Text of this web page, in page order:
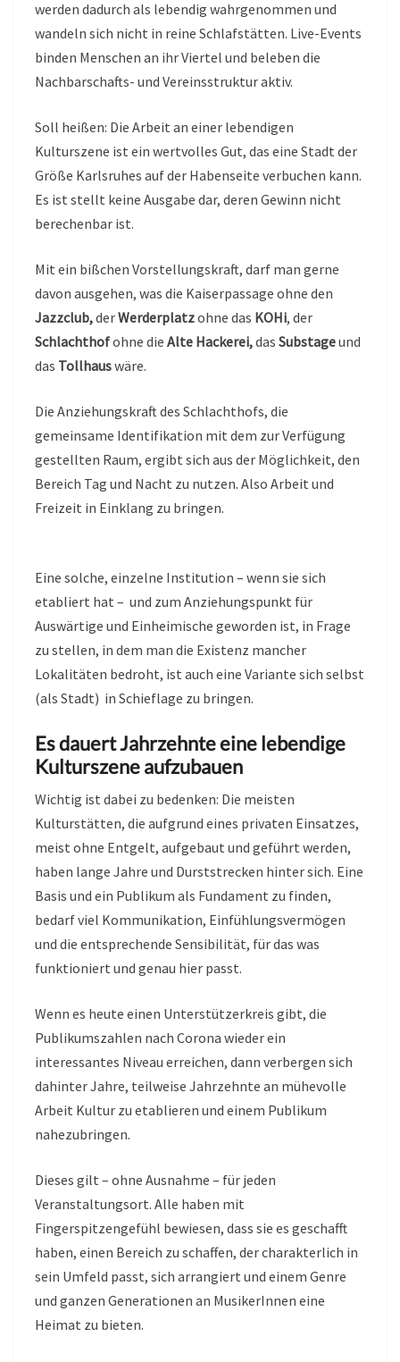
werden dadurch als lebendig wahrgenommen und
wandeln sich nicht in reine Schlafstätten. Live-Events
binden Menschen an ihr Viertel und beleben die
Nachbarschafts- und Vereinsstruktur aktiv.
Soll heißen: Die Arbeit an einer lebendigen
Kulturszene ist ein wertvolles Gut, das eine Stadt der
Größe Karlsruhes auf der Habenseite verbuchen kann.
Es ist stellt keine Ausgabe dar, deren Gewinn nicht
berechenbar ist.
Mit ein bißchen Vorstellungskraft, darf man gerne
davon ausgehen, was die Kaiserpassage ohne den
Jazzclub,derWerderplatzohne das KOHi, der
Schlachthofohne die Alte Hackerei,das Substageund
das Tollhauswäre.
Die Anziehungskraft des Schlachthofs, die
gemeinsame Identifikation mit dem zur Verfügung
gestellten Raum, ergibt sich aus der Möglichkeit, den
Bereich Tag und Nacht zu nutzen. Also Arbeit und
Freizeit in Einklang zu bringen.
Eine solche, einzelne Institution – wenn sie sich
etabliert hat – und zum Anziehungspunkt für
Auswärtige und Einheimische geworden ist, in Frage
zu stellen, in dem man die Existenz mancher
Lokalitäten bedroht, ist auch eine Variante sich selbst
(als Stadt) in Schieflage zu bringen.
Es dauert Jahrzehnte eine lebendige
Kulturszene aufzubauen
Wichtig ist dabei zu bedenken: Die meisten
Kulturstätten, die aufgrund eines privaten Einsatzes,
meist ohne Entgelt, aufgebaut und geführt werden,
haben lange Jahre und Durststrecken hinter sich. Eine
Basis und ein Publikum als Fundament zu finden,
bedarf viel Kommunikation, Einfühlungsvermögen
und die entsprechende Sensibilität, für das was
funktioniert und genau hier passt.
Wenn es heute einen Unterstützerkreis gibt, die
Publikumszahlen nach Corona wieder ein
interessantes Niveau erreichen, dann verbergen sich
dahinter Jahre, teilweise Jahrzehnte an mühevolle
Arbeit Kultur zu etablieren und einem Publikum
nahezubringen.
Dieses gilt – ohne Ausnahme – für jeden
Veranstaltungsort. Alle haben mit
Fingerspitzengefühl bewiesen, dass sie es geschafft
haben, einen Bereich zu schaffen, der charakterlich in
sein Umfeld passt, sich arrangiert und einem Genre
und ganzen Generationen an MusikerInnen eine
Heimat zu bieten.